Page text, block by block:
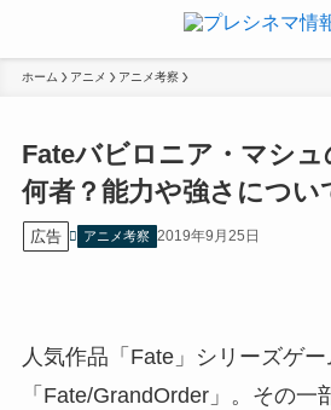
ホーム アニメ アニメ考察
Fateバビロニア・マシ
何者？能力や強さについ
広告 アニメ考察 2019年9月25日
人気作品「Fate」シリーズゲー
「Fate/GrandOrder」。その一